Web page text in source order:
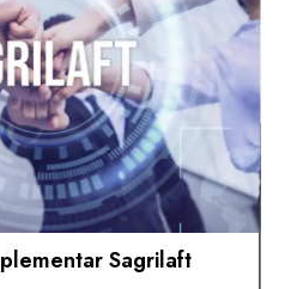
Sagrilaft